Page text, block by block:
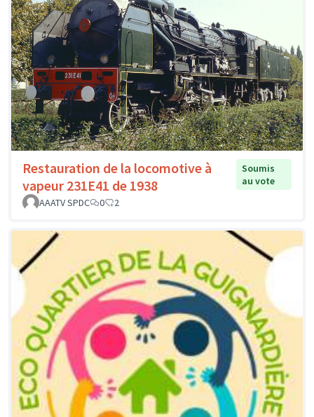
Restauration de la locomotive à
vapeur 231E41 de 1938
Soumis
au vote
AAATV SPDC
0 2